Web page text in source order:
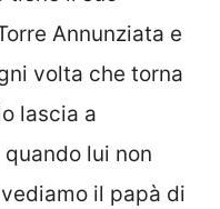
Annunziata e
volta che torna
lascia a
lui non
vediamo il papà di